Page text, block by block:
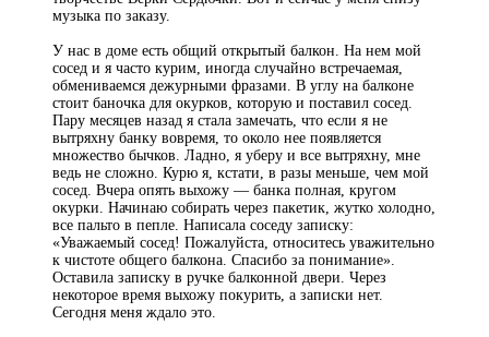
музыка по заказу.
У нас в доме есть общий открытый балкон. На нем мой
сосед и я часто курим, иногда случайно встречаемая,
обмениваемся дежурными фразами. В углу на балконе
стоит баночка для окурков, которую и поставил сосед.
Пару месяцев назад я стала замечать, что если я не
вытряхну банку вовремя, то около нее появляется
множество бычков. Ладно, я уберу и все вытряхну, мне
ведь не сложно. Курю я, кстати, в разы меньше, чем мой
сосед. Вчера опять выхожу — банка полная, кругом
окурки. Начинаю собирать через пакетик, жутко холодно,
все пальто в пепле. Написала соседу записку:
«Уважаемый сосед! Пожалуйста, относитесь уважительно
к чистоте общего балкона. Спасибо за понимание».
Оставила записку в ручке балконной двери. Через
некоторое время выхожу покурить, а записки нет.
Сегодня меня ждало это.